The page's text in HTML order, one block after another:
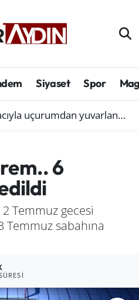
Siyaset Spor
yuvarlanmıştı: Bol gelen korseden şikayetçi
6
2 Temmuz gecesi
sabahına
ve Fikstür